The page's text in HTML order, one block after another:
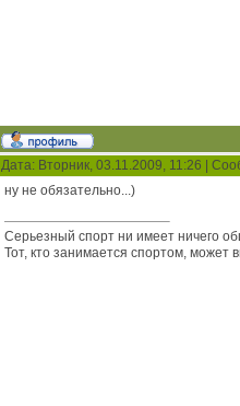
Дата: Вторник, 03.11.2009, 11:26 |
ну не обязательно...)
Серьезный спорт ни имеет ничего
Тот, кто занимается спортом, может